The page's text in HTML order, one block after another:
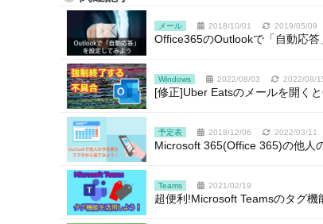
メール 2018/10/01 2019/05/09
Office365のOutlookで「自動応
Windows 2022/08/03 2022/08/
[修正]Uber Eatsのメールを開く
予定表 2018/12/06 2022/03/11
Microsoft 365(Office 365)の他人
Teams 2021/02/19
超便利!Microsoft Teamsのタグ機